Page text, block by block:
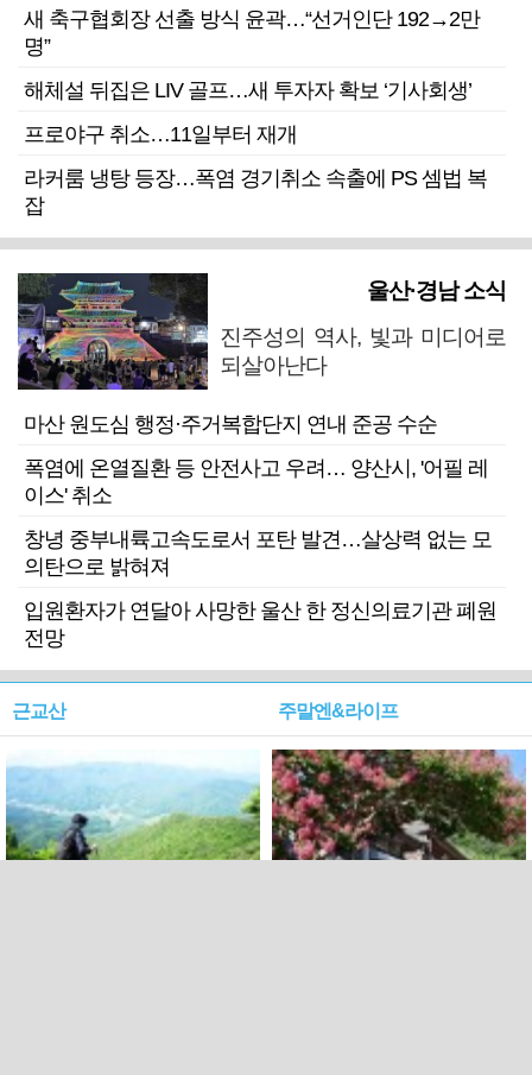
새 축구협회장 선출 방식 윤곽…“선거인단 192→2만
명”
해체설 뒤집은 LIV 골프…새 투자자 확보 ‘기사회생’
프로야구 취소…11일부터 재개
라커룸 냉탕 등장…폭염 경기취소 속출에 PS 셈법 복
잡
울산·경남 소식
진주성의 역사, 빛과 미디어로
되살아난다
마산 원도심 행정·주거복합단지 연내 준공 수순
폭염에 온열질환 등 안전사고 우려… 양산시, '어필 레
이스' 취소
창녕 중부내륙고속도로서 포탄 발견…살상력 없는 모
의탄으로 밝혀져
입원환자가 연달아 사망한 울산 한 정신의료기관 폐원
전망
근교산 주말엔&라이프